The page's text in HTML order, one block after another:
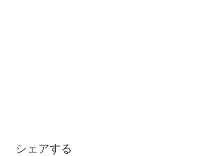
シェアする